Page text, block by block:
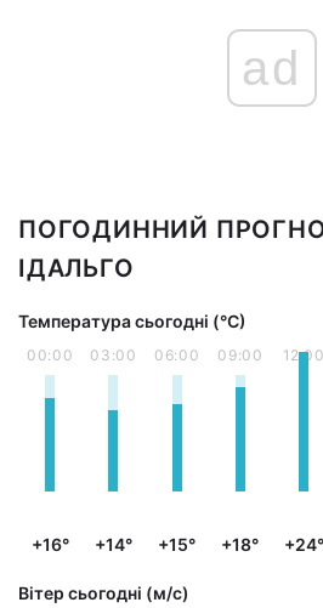
ad
ПОГОДИННИЙ
ІДАЛЬГО
Температура сьогодні (°С)
00:00
+16°
03:00
+14°
06:00
+15°
09:00
+18°
12:00
+24°
Вітер сьогодні (м/с)